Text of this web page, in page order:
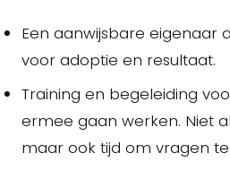
Een aanwijsbare eigenaar
voor adoptie en resultaat.
Training en begeleiding
ermee gaan werken. Niet
maar ook tijd om vragen